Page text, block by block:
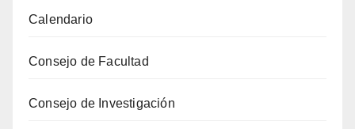
Calendario
Consejo de Facultad
Consejo de Investigación